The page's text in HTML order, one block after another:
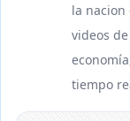
la nacion
videos
tiempo